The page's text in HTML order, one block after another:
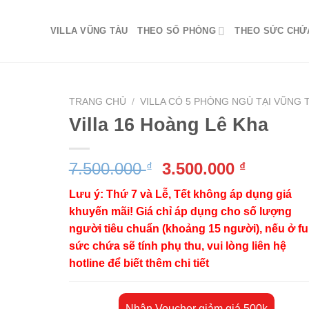
VILLA VŨNG TÀU THEO SỐ PHÒNG THEO SỨC
TRANG CHỦ / VILLA CÓ 5 PHÒNG NGỦ TẠI VŨNG
Villa 16 Hoàng Lê Kha
7.500.000₫
Giá
gốc
là:
7.500.000 ₫.
3.500.000 ₫Giá
tại
là:
Lưu ý: Thứ 7 và Lễ, Tết không áp dụng giá
khuyến mãi! Giá chỉ áp dụng cho số lượng
người tiêu chuẩn (khoảng 15 người), nếu ở full
sức chứa sẽ tính phụ thu, vui lòng liên hệ
hotline để biết thêm chi tiết